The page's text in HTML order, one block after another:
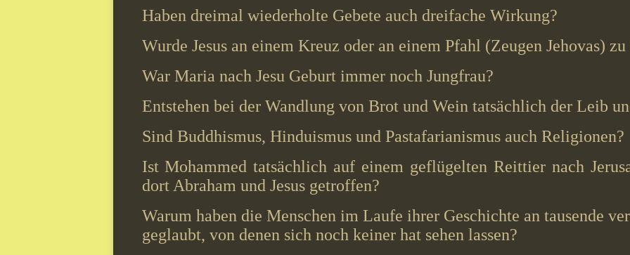
Haben dreimal wiederholte Gebete auch dreifache Wirkung?
Wurde Jesus an einem Kreuz oder an einem Pfahl (Zeugen Jehovas)
War Maria nach Jesu Geburt immer noch Jungfrau?
Entstehen bei der Wandlung von Brot und Wein tatsächlich der Leib
Sind Buddhismus, Hinduismus und Pastafarianismus auch Religionen?
Ist Mohammed tatsächlich auf einem geflügelten Reittier nach
dort Abraham und Jesus getroffen?
Warum haben die Menschen im Laufe ihrer Geschichte an tausende
geglaubt, von denen sich noch keiner hat sehen lassen?